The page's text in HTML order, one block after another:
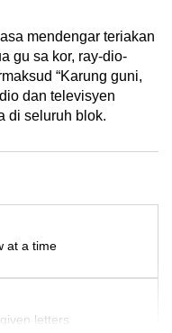
mendengar teriakan
gu sa kor, ray-dio-
“Karung guni,
dan televisyen
di seluruh blok.
at a time
letters